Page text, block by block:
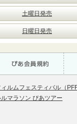
土曜日発売
日曜日発売
ルムフェスティバル（
マラソン ぴあツアー